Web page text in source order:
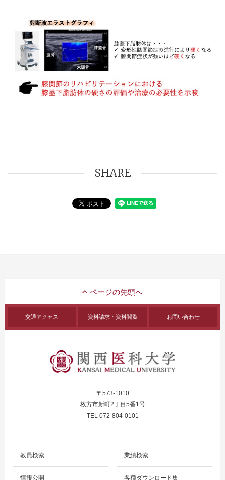
SHARE
交通アクセス 資料請求・資料閲覧 お問い合わせ
〒573-1010
枚方市新町2丁目5番1号
TEL 072-804-0101
教員検索 業績検索
情報公開 各種ダウンロード集